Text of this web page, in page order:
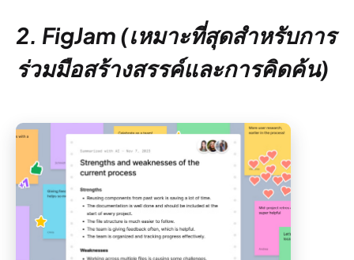
2. FigJam (เหมาะที่สุดสำหรับการ
ร่วมมือสร้างสรรค์และการคิดค้น)